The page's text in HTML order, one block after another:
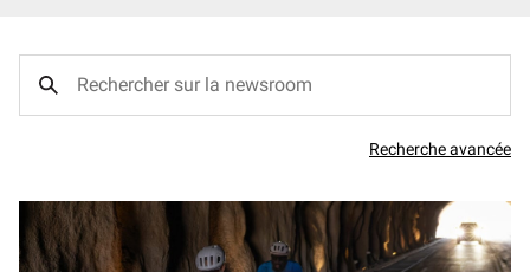
Recherche avancée